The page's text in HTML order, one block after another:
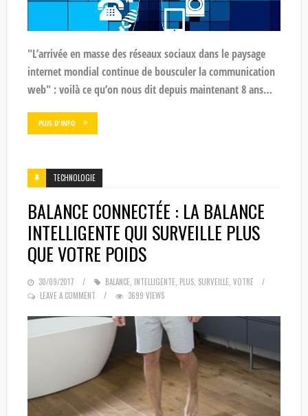
"L’arrivée en masse des réseaux sociaux dans le paysage
internet mondial continue de bousculer la communication
web" : voilà ce qu’on nous dit depuis maintenant 8 ans…
PLUS D'INFO
TECHNOLOGIE
BALANCE CONNECTÉE : LA BALANCE
INTELLIGENTE QUI SURVEILLE PLUS
QUE VOTRE POIDS
POSTED
ON
30/09/2017 BALANCE INTELLIGENTE PLUS, SURVEILLE VOTRE
LEAVE A COMMENT
3699 VIEWS